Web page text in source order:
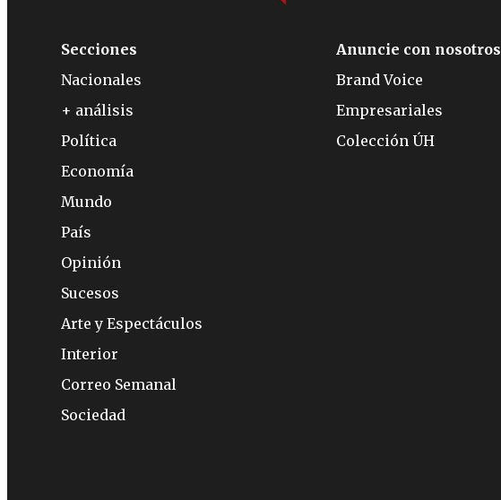
Secciones
Nacionales
+ análisis
Política
Economía
Mundo
País
Opinión
Sucesos
Arte y Espectáculos
Interior
Correo Semanal
Sociedad
Anuncie con nosotros
Brand Voice
Empresariales
Colección ÚH